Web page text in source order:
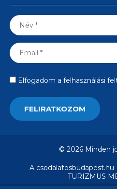
Elfogadom a felhasználási
© 2026 Minden
A csodalatosbudapest.hu
TURIZMUS